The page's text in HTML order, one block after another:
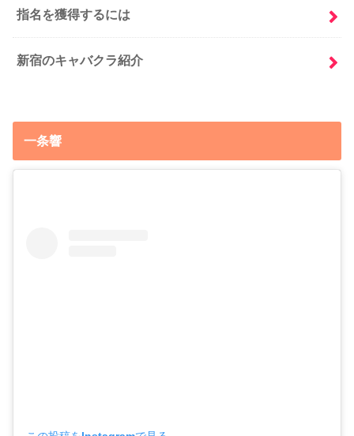
指名を獲得するには
新宿のキャバクラ紹介
一条響